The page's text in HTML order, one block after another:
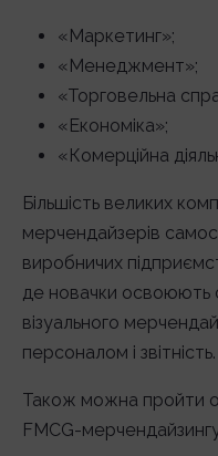
«Маркетинг»;
«Менеджмент»;
«Торговельна
«Економіка»;
«Комерційна
Більшість великих
мерчендайзерів
виробничих
де новачки освоюють
візуального
персоналом і звітність.
Також можна пройти
FMCG-